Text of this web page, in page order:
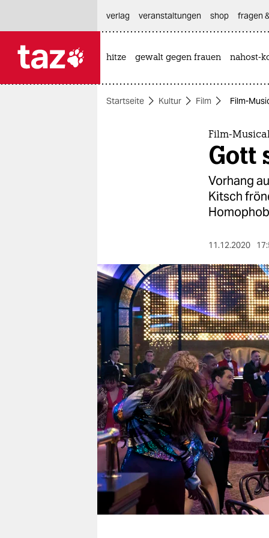
themen
berlin
nord
wahrheit
verlag
verlag
veranstaltungen
shop
fragen & hilfe
unterstützen
abo
genossenschaft
verlag
veranstaltungen shop fragen
hitze gewalt gegen frauen nahost-
Startseite Kultur Film Film-
Film-Musical
Gott
Vorhang
Kitsch
11.12.2020